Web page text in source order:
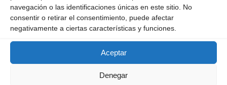
navegación o las identificaciones únicas en este sitio. No
consentir o retirar el consentimiento, puede afectar
negativamente a ciertas características y funciones.
Aceptar
Denegar